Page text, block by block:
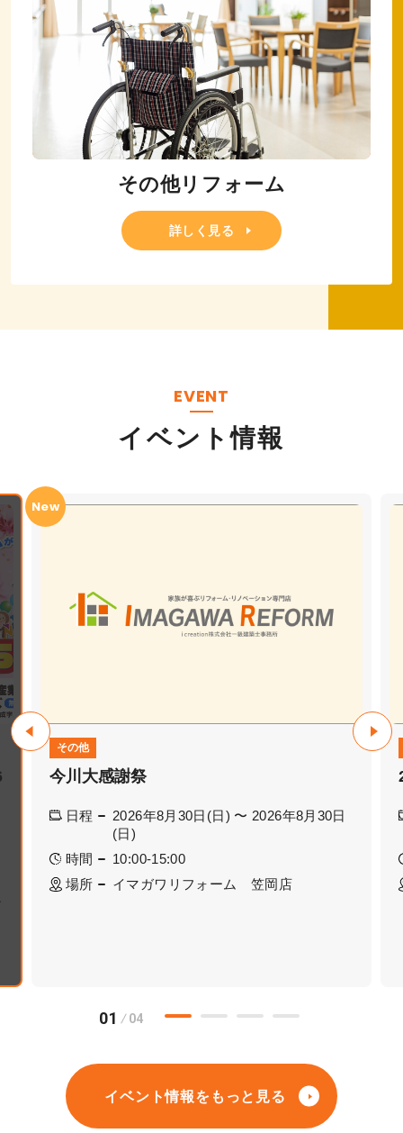
その他リフォーム
詳しく見る
EVENT
イベント情報
New
その他
今川大感謝祭
日程
2026年8月30日(日) 〜 2026年8月30日
(日)
時間
10:00-15:00
場所
イマガワリフォーム 笠岡店
01 04
イベント情報をもっと見る